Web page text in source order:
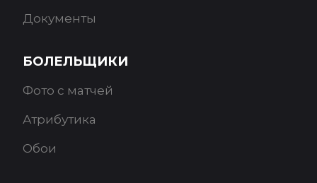
Документы
БОЛЕЛЬЩИКИ
Фото с матчей
Атрибутика
Обои